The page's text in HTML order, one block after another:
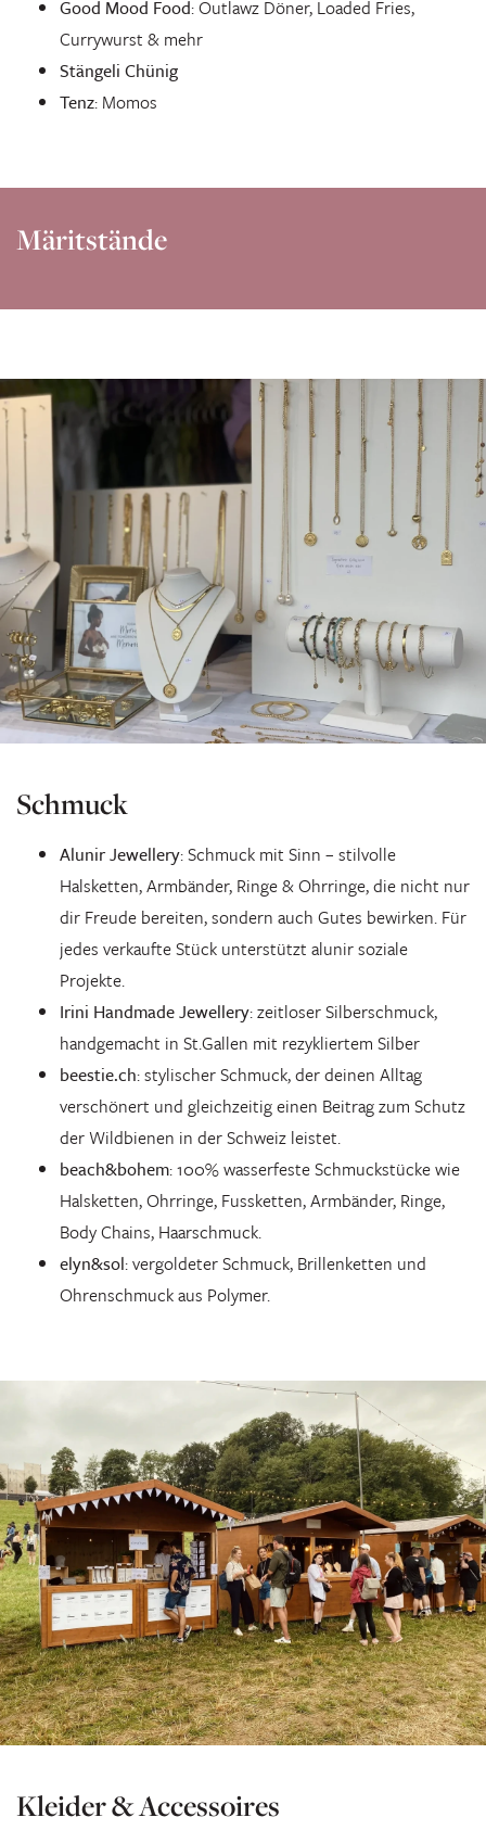
Good Mood Food: Outlawz Döner, Loaded Fries,
Currywurst & mehr
Stängeli Chünig
Tenz: Momos
Märitstände
Schmuck
Alunir Jewellery: Schmuck mit Sinn – stilvolle
Halsketten, Armbänder, Ringe & Ohrringe, die nicht nur
dir Freude bereiten, sondern auch Gutes bewirken. Für
jedes verkaufte Stück unterstützt alunir soziale
Projekte.
Irini Handmade Jewellery: zeitloser Silberschmuck,
handgemacht in St.Gallen mit rezykliertem Silber
beestie.ch: stylischer Schmuck, der deinen Alltag
verschönert und gleichzeitig einen Beitrag zum Schutz
der Wildbienen in der Schweiz leistet.
beach&bohem: 100% wasserfeste Schmuckstücke wie
Halsketten, Ohrringe, Fussketten, Armbänder, Ringe,
Body Chains, Haarschmuck.
elyn&sol: vergoldeter Schmuck, Brillenketten und
Ohrenschmuck aus Polymer.
Kleider & Accessoires